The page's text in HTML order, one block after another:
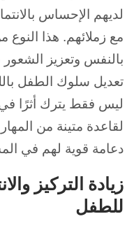
لديهم الإحساس
مع زملائهم. هذا النوع
بالنفس وتعزيز الشعور
تعديل سلوك الطفل
ليس فقط يترك أثرًا
لقاعدة متينة من
دعامة قوية لهم في
زيادة التركيز
للطفل